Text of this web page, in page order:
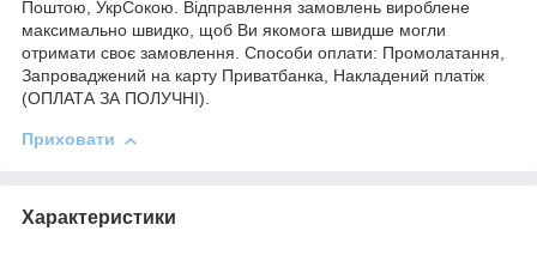
Поштою, УкрСокою. Відправлення замовлень вироблене
максимально швидко, щоб Ви якомога швидше могли
отримати своє замовлення. Способи оплати: Промолатання,
Запроваджений на карту Приватбанка, Накладений платіж
(ОПЛАТА ЗА ПОЛУЧНІ).
Приховати
Характеристики